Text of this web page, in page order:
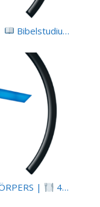
Leben im
Bibelstudium | 02.07.2026 |
| 4.1 Warum gesunde Ernährung nicht automatisch gesund macht